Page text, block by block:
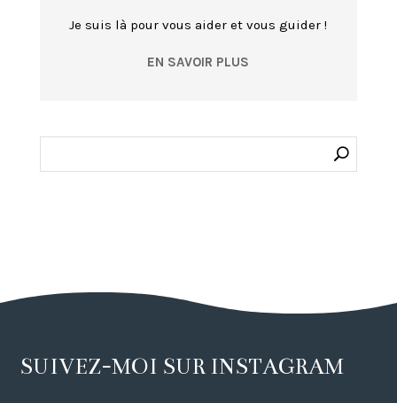
Je suis là pour vous aider et vous guider !
EN SAVOIR PLUS
SUIVEZ-MOI SUR INSTAGRAM